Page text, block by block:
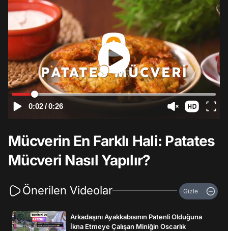
0:02/0:26
Mücverin En Farklı Hali: Patates
Mücveri Nasıl Yapılır?
Önerilen Videolar Gizle
Arkadaşını Ayakkabısının Patenli Olduğuna
İkna Etmeye Çalışan Miniğin Oscarlık